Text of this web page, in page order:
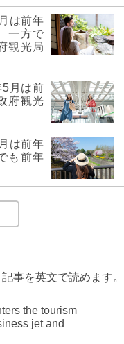
は前年
一方で
観光局
5月は前
府観光
は前年
も前年
事を英文で読めます。
the tourism
jet and